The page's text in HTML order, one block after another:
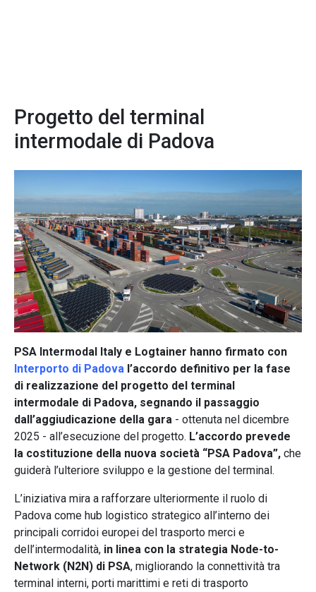
Progetto del terminal
intermodale di Padova
PSA Intermodal Italy e Logtainer hanno firmato con
Interporto di Padova l’accordo definitivo per la fase
di realizzazione del progetto del terminal
intermodale di Padova, segnando il passaggio
dall’aggiudicazione della gara - ottenuta nel dicembre
2025 - all’esecuzione del progetto. L’accordo prevede
la costituzione della nuova società “PSA Padova”, che
guiderà l’ulteriore sviluppo e la gestione del terminal.
L’iniziativa mira a rafforzare ulteriormente il ruolo di
Padova come hub logistico strategico all’interno dei
principali corridoi europei del trasporto merci e
dell’intermodalità, in linea con la strategia Node-to-
Network (N2N) di PSA, migliorando la connettività tra
terminal interni, porti marittimi e reti di trasporto